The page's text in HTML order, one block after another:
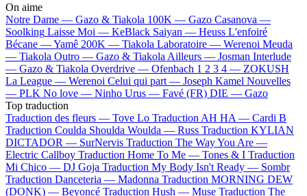
On aime
Notre Dame — Gazo & Tiakola 100K — Gazo Casanova —
Soolking Laisse Moi — KeBlack Saiyan — Heuss L'enfoiré
Bécane —Yamê 200K — Tiakola Laboratoire — Werenoi Meuda
— Tiakola Outro — Gazo & Tiakola Ailleurs — Josman Interlude
— Gazo & Tiakola Overdrive — Ofenbach 1 2 3 4 — ZOKUSH
La League — Werenoi Celui qui part — Joseph Kamel Nouvelles
— PLK No love — Ninho Urus — Favé (FR) DIE — Gazo
Top traduction
Traduction des fleurs — Tove Lo Traduction AH HA — Cardi B
Traduction Coulda Shoulda Woulda — Russ Traduction KYLIAN
DICTADOR — SurNervis Traduction The Way You Are —
Electric Callboy Traduction Home To Me — Tones & I Traduction
Mi Chico — DJ Goja Traduction My Body Isn't Ready — Sombr
Traduction Danceteria — Madonna Traduction MORNING DEW
(DONK) — Beyoncé Traduction Hush — Muse Traduction The